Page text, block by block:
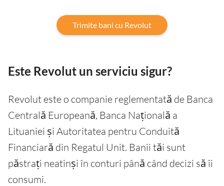
Trimite bani cu Revolut
Este Revolut un serviciu sigur?
Revolut este o companie reglementată de Banca
Centrală Europeană, Banca Națională a
Lituaniei și Autoritatea pentru Conduită
Financiară din Regatul Unit. Banii tăi sunt
păstrați neatinși în conturi până când decizi să îi
consumi.